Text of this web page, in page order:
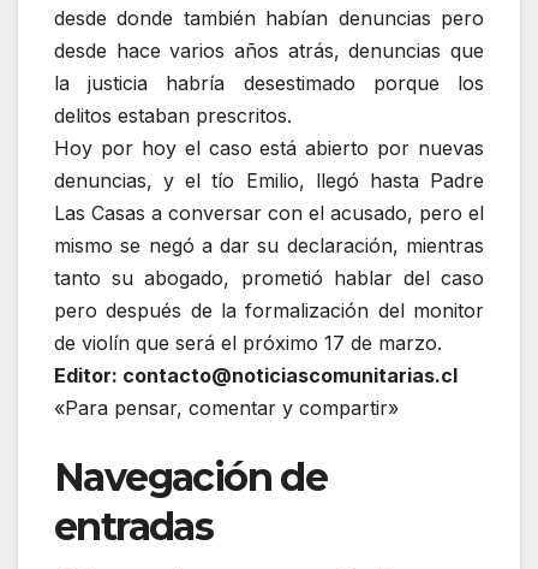
desde donde también habían denuncias pero
desde hace varios años atrás, denuncias que
la justicia habría desestimado porque los
delitos estaban prescritos.
Hoy por hoy el caso está abierto por nuevas
denuncias, y el tío Emilio, llegó hasta Padre
Las Casas a conversar con el acusado, pero el
mismo se negó a dar su declaración, mientras
tanto su abogado, prometió hablar del caso
pero después de la formalización del monitor
de violín que será el próximo 17 de marzo.
Editor: contacto@noticiascomunitarias.cl
«Para pensar, comentar y compartir»
Navegación de
entradas